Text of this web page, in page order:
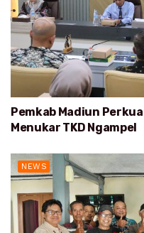
Pemkab Madiun
Menukar TKD Ngampel
NEWS